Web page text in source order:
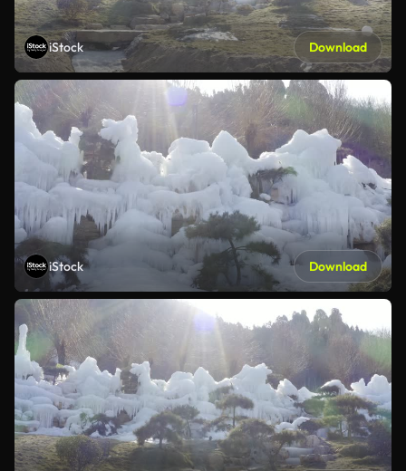
iStock Download
iStock Download